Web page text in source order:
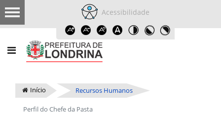
Acessibilidade
Início Recursos Humanos
Perfil do Chefe da Pasta